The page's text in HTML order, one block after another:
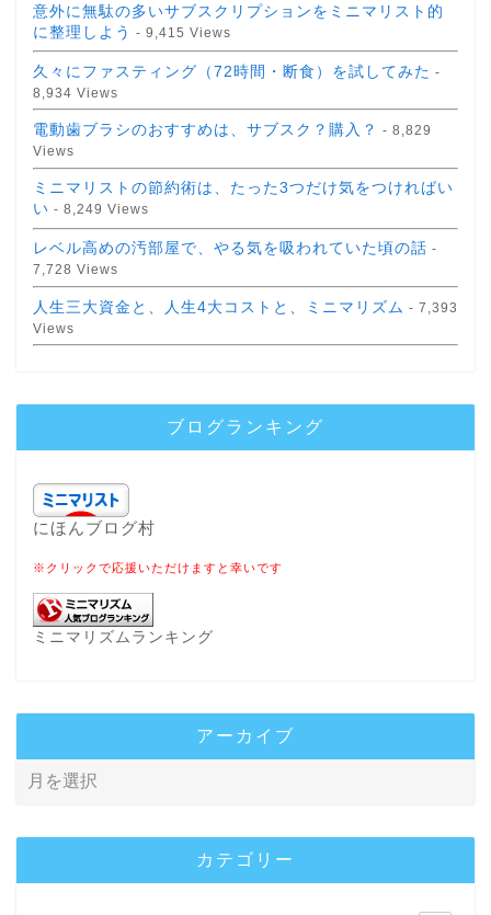
意外に無駄の多いサブスクリプションをミニマリスト的
に整理しよう - 9,415 Views
久々にファスティング（72時間・断食）を試してみた -
8,934 Views
電動歯ブラシのおすすめは、サブスク？購入？ - 8,829
Views
ミニマリストの節約術は、たった3つだけ気をつければい
い - 8,249 Views
レベル高めの汚部屋で、やる気を吸われていた頃の話 -
7,728 Views
人生三大資金と、人生4大コストと、ミニマリズム - 7,393
Views
ブログランキング
にほんブログ村
※クリックで応援いただけますと幸いです
ミニマリズムランキング
アーカイブ
カテゴリー